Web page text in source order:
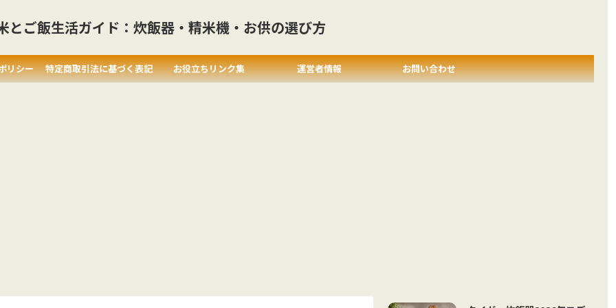
とご飯生活ガイド：炊飯器・精米機・お供の選び方
リシー 特定商取引法に基づく表記 お役立ちリンク集 運営者情報 お問い合わせ